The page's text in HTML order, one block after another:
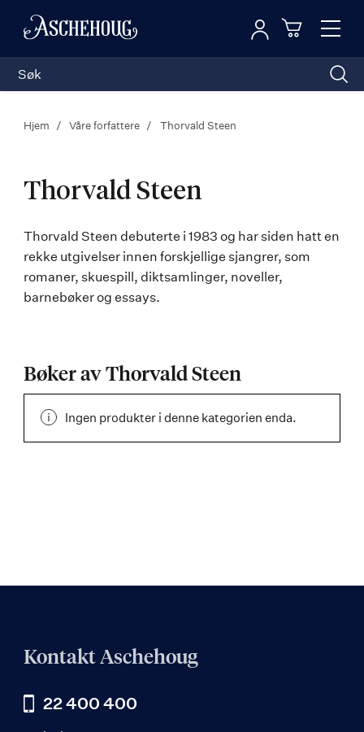
Toggle
Logg inn
Hjem Våre forfattere Thorvald Steen
Thorvald Steen
Thorvald
Steen
Thorvald Steen debuterte i 1983 og har siden hatt en
rekke utgivelser innen forskjellige sjangrer, som
romaner, skuespill, diktsamlinger, noveller,
barnebøker og essays.
Bøker av Thorvald Steen
Ingen produkter i denne kategorien enda.
Kontakt Aschehoug
22 400 400